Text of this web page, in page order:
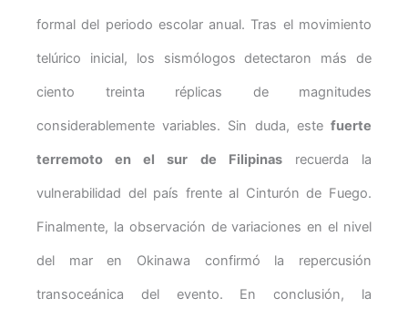
formal del periodo escolar anual. Tras el movimiento
telúrico inicial, los sismólogos detectaron más de
ciento treinta réplicas de magnitudes
considerablemente variables. Sin duda, este fuerte
terremoto en el sur de Filipinasrecuerda la
vulnerabilidad del país frente al Cinturón de Fuego.
Finalmente, la observación de variaciones en el nivel
del mar en Okinawa confirmó la repercusión
transoceánica del evento. En conclusión, la